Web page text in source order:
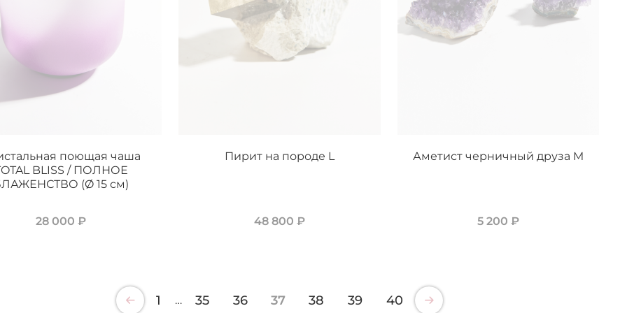
поющая чаша
BLISS / ПОЛНОЕ
(Ø 15 см)
28 000 ₽
Пирит на породе L
48 800 ₽
Аметист черничный друза M
5 200 ₽
1 … 35 36 37 38 39 40